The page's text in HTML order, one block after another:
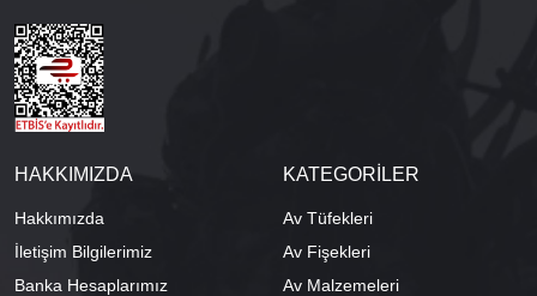
HAKKIMIZDA
Hakkımızda
İletişim Bilgilerimiz
Banka Hesaplarımız
KATEGORİLER
Av Tüfekleri
Av Fişekleri
Av Malzemeleri